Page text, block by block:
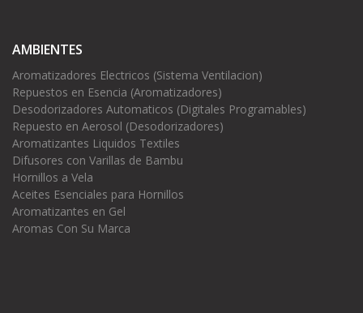
AMBIENTES
Aromatizadores Electricos (Sistema Ventilacion)
Repuestos en Esencia (Aromatizadores)
Desodorizadores Automaticos (Digitales Programables)
Repuesto en Aerosol (Desodorizadores)
Aromatizantes Liquidos Textiles
Difusores con Varillas de Bambu
Hornillos a Vela
Aceites Esenciales para Hornillos
Aromatizantes en Gel
Aromas Con Su Marca